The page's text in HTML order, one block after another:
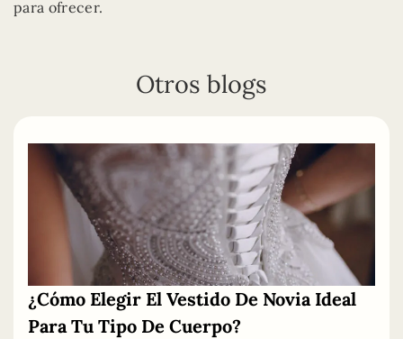
para ofrecer.
Otros blogs
¿Cómo Elegir El Vestido De Novia Ideal
Para Tu Tipo De Cuerpo?